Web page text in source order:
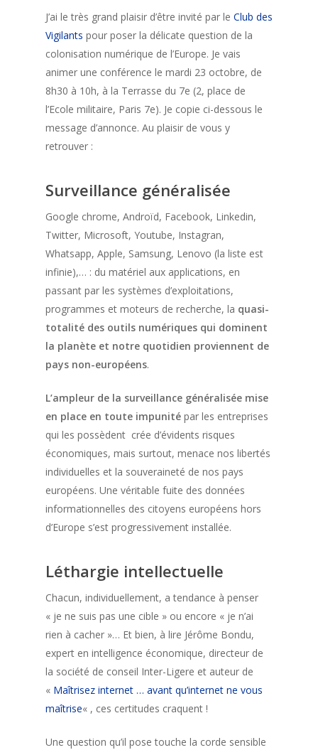
J’ai le très grand plaisir d’être invité par le Club des
Vigilants pour poser la délicate question de la
colonisation numérique de l’Europe. Je vais
animer une conférence le mardi 23 octobre, de
8h30 à 10h, à la Terrasse du 7e (2, place de
l’Ecole militaire, Paris 7e). Je copie ci-dessous le
message d’annonce. Au plaisir de vous y
retrouver :
Surveillance généralisée
Google chrome, Androïd, Facebook, Linkedin,
Twitter, Microsoft, Youtube, Instagran,
Whatsapp, Apple, Samsung, Lenovo (la liste est
infinie),… : du matériel aux applications, en
passant par les systèmes d’exploitations,
programmes et moteurs de recherche, la quasi-
totalité des outils numériques qui dominent
la planète et notre quotidien proviennent de
pays non-européens.
L’ampleur de la surveillance généralisée mise
en place en toute impunité par les entreprises
qui les possèdent crée d’évidents risques
économiques, mais surtout, menace nos libertés
individuelles et la souveraineté de nos pays
européens. Une véritable fuite des données
informationnelles des citoyens européens hors
d’Europe s’est progressivement installée.
Léthargie intellectuelle
Chacun, individuellement, a tendance à penser
« je ne suis pas une cible » ou encore « je n’ai
rien à cacher »… Et bien, à lire Jérôme Bondu,
expert en intelligence économique, directeur de
la société de conseil Inter-Ligere et auteur de
« Maîtrisez internet … avant qu’internet ne vous
maîtrise« , ces certitudes craquent !
Une question qu’il pose touche la corde sensible